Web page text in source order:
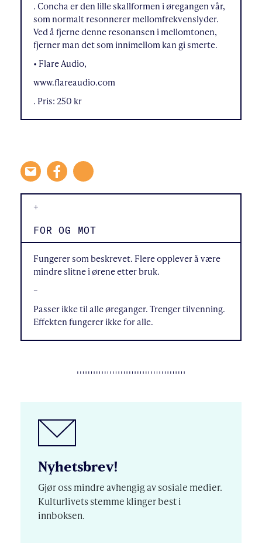
. Concha er den lille skallformen i øregangen vår,
som normalt resonnerer mellomfrekvenslyder.
Ved å fjerne denne resonansen i mellomtonen,
fjerner man det som innimellom kan gi smerte.
• Flare Audio,
www.flareaudio.com
. Pris: 250 kr
+
FOR OG MOT
Fungerer som beskrevet. Flere opplever å være
mindre slitne i ørene etter bruk.
–
Passer ikke til alle øreganger. Trenger tilvenning.
Effekten fungerer ikke for alle.
Nyhetsbrev!
Gjør oss mindre avhengig av sosiale medier.
Kulturlivets stemme klinger best i
innboksen.